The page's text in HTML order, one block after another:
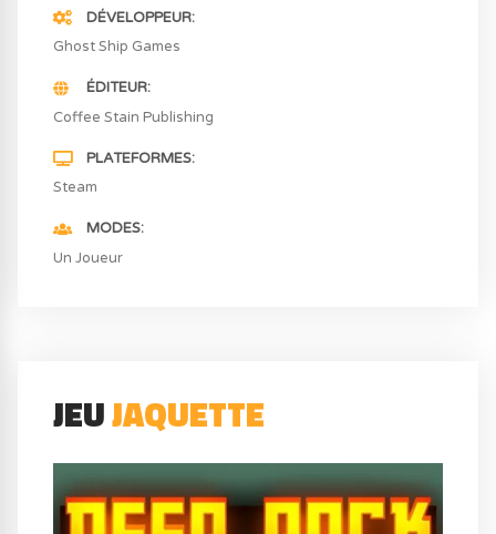
DÉVELOPPEUR
Ghost Ship Games
ÉDITEUR
Coffee Stain Publishing
PLATEFORMES
Steam
MODES
Un Joueur
JEUJAQUETTE